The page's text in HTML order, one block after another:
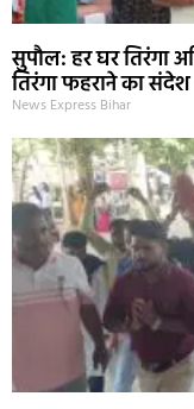
सुपौल: हर घर तिरंगा
तिरंगा फहराने का संदेश
News Express Bihar